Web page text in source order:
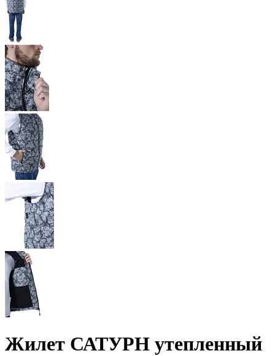
Жилет САТУРН утепленный